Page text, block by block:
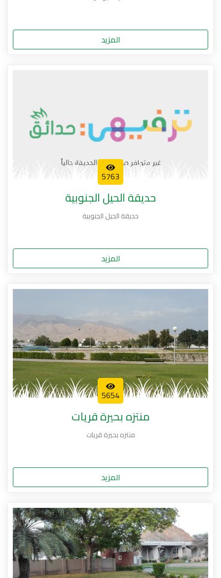
المزيد
5763
حديقة الحيل الجنوبية
حديقة الحيل الجنوبية
المزيد
5654
منتزه بحيرة قريات
منتزه بحيرة قريات
المزيد